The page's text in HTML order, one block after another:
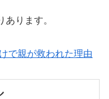
ります。
で親が救われた理由